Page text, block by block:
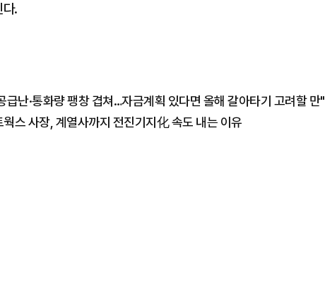
다.
급난·통화량 팽창 겹쳐…자금계획 있다면 올해 갈아타기 고려할 만"
스 사장, 계열사까지 전진기지化 속도 내는 이유